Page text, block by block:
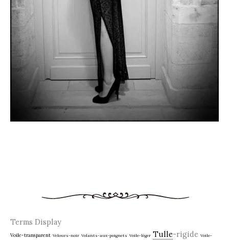
Terms Display
Voile-transparent Velours-noir Volants-aux-poignets Voile-léger Tulle-rigide Voile-